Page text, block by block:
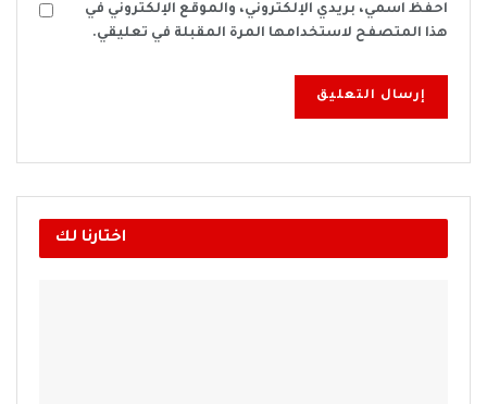
احفظ اسمي، بريدي الإلكتروني، والموقع الإلكتروني في
هذا المتصفح لاستخدامها المرة المقبلة في تعليقي.
اختارنا لك